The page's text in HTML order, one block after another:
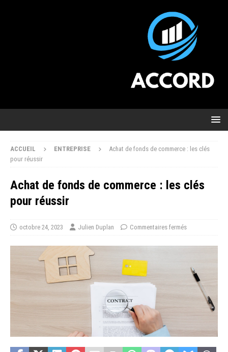
ACCUEIL ENTREPRISE
Achat de fonds de commerce : les clés
pour réussir
Achat de fonds de commerce : les clés
pour réussir
octobre 24, 2023 Julien Duplan Commentaires fermés